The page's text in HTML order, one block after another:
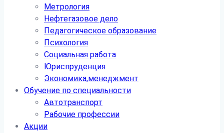
Метрология
Нефтегазовое дело
Педагогическое образование
Психология
Социальная работа
Юриспруденция
Экономика,менеджмент
Обучение по специальности
Автотранспорт
Рабочие профессии
Акции